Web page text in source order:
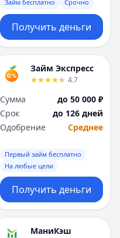
Займ бесплатно Срочно
Получить деньги
Займ Экспресс
4.7
Сумма
до 50 000 ₽
Срок
до 126 дней
Одобрение
Среднее
Первый займ бесплатно
На любые цели
Получить деньги
МаниКэш